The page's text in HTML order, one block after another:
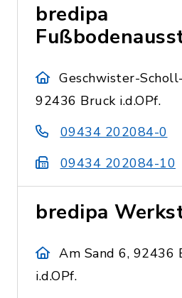
bredipa
Geschwister-
92436 Bruck i.d.OPf.
09434 202084-0
09434 202084-10
bredipa
Am Sand 6, 92436
i.d.OPf.